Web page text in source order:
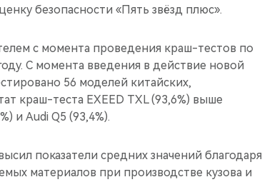
безопасности «Пять звёзд плюс».
с момента проведения краш-тестов по
С момента введения в действие новой
56 моделей китайских,
краш-теста EXEED TXL (93,6%) выше
и Audi Q5 (93,4%).
показатели средних значений благодаря
материалов при производстве кузова и